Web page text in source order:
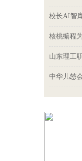
校长AI智
核桃编程
山东理工
中华儿慈